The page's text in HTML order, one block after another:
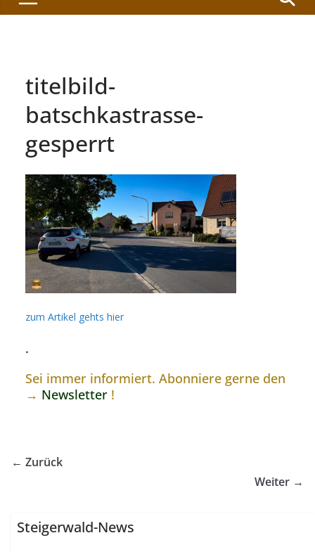
titelbild-
batschkastrasse-
gesperrt
zum Artikel gehts hier
.
Sei immer informiert. Abonniere gerne den
→ Newsletter !
← Zurück
Weiter →
Steigerwald-News